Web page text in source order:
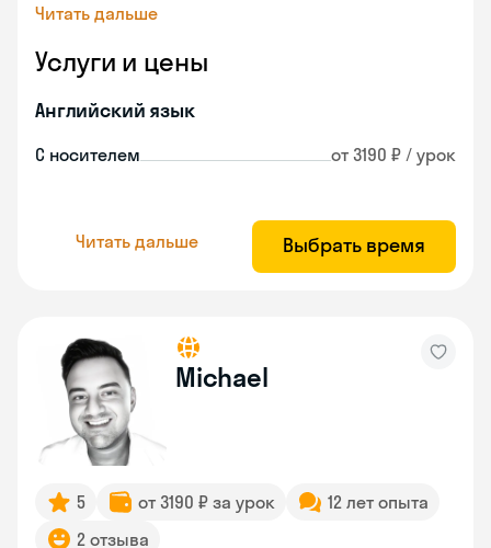
Читать дальше
Услуги и цены
Английский язык
С носителем от 3190 ₽ / урок
Читать дальше Выбрать время
Michael
5 от 3190 ₽ за урок
12 лет опыта
2 отзыва